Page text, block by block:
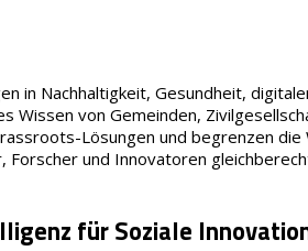
in Nachhaltigkeit, Gesundheit,
Wissen von Gemeinden,
Lösungen und begrenzen
und Innovatoren
für Soziale